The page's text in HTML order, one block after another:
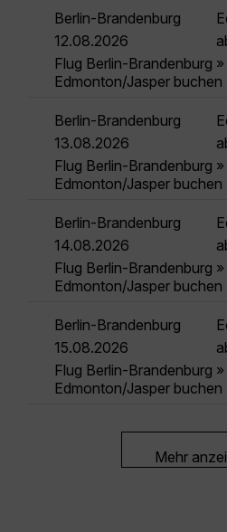
Berlin-Brandenburg
12.08.2026
Flug Berlin-Brandenburg »
Edmonton/Jasper buchen
Berlin-Brandenburg
13.08.2026
Flug Berlin-Brandenburg »
Edmonton/Jasper buchen
Berlin-Brandenburg
14.08.2026
Flug Berlin-Brandenburg »
Edmonton/Jasper buchen
Berlin-Brandenburg
15.08.2026
Flug Berlin-Brandenburg »
Edmonton/Jasper buchen
Mehr